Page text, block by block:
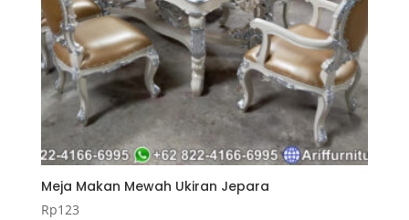
Meja Makan Mewah Ukiran Jepara
Rp123